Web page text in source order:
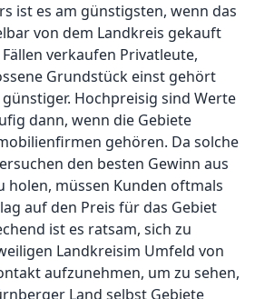
ist es am günstigsten, wenn das
von dem Landkreis gekauft
verkaufen Privatleute,
Grundstück einst gehört
Hochpreisig sind Werte
dann, wenn die Gebiete
gehören. Da solche
den besten Gewinn aus
holen, müssen Kunden oftmals
auf den Preis für das Gebiet
ist es ratsam, sich zu
Landkreisim Umfeld von
aufzunehmen, um zu sehen,
Land selbst Gebiete